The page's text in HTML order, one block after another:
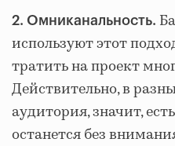
2. Омниканальность.
используют этот
тратить на проект
Действительно, в
аудитория, значит,
останется без